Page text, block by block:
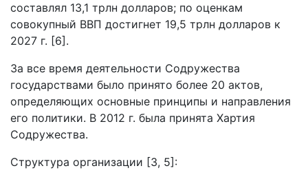
составлял 13,1 трлн долларов; по оценкам
совокупный ВВП достигнет 19,5 трлн долларов к
2027 г. [6].
За все время деятельности Содружества
государствами было принято более 20 актов,
определяющих основные принципы и направления
его политики. В 2012 г. была принята Хартия
Содружества.
Структура организации [3, 5]: